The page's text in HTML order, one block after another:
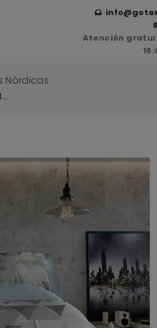
Atención
Nórdicas